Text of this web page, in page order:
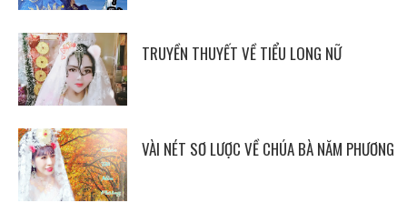
TRUYỀN THUYẾT VỀ TIỂU LONG NỮ
VÀI NÉT SƠ LƯỢC VỀ CHÚA BÀ NĂM PHƯƠNG